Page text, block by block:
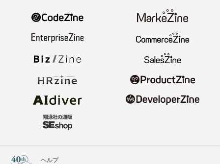
ヘルプ